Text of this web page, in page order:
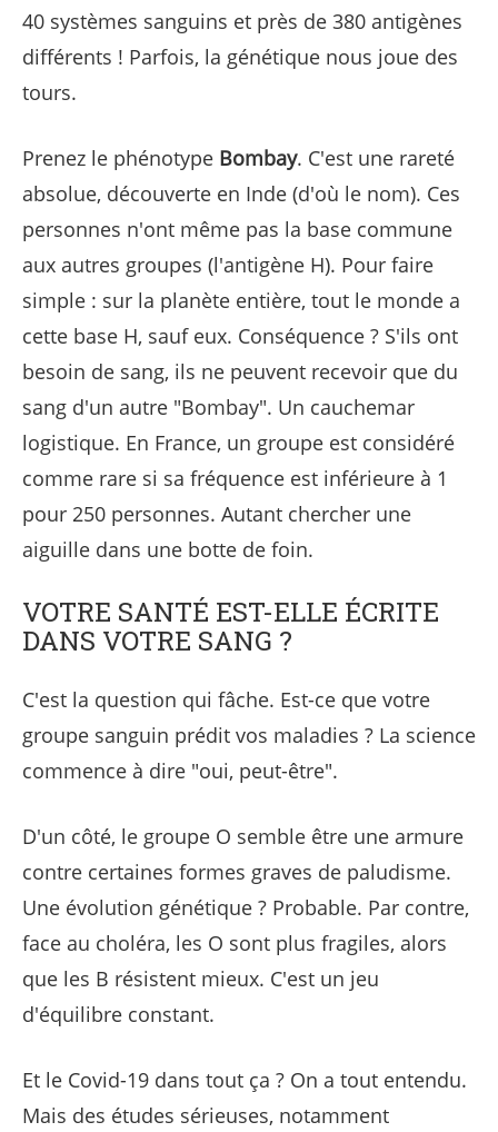
40 systèmes sanguins et près de 380 antigènes
différents ! Parfois, la génétique nous joue des
tours.
Prenez le phénotype Bombay. C'est une rareté
absolue, découverte en Inde (d'où le nom). Ces
personnes n'ont même pas la base commune
aux autres groupes (l'antigène H). Pour faire
simple : sur la planète entière, tout le monde a
cette base H, sauf eux. Conséquence ? S'ils ont
besoin de sang, ils ne peuvent recevoir que du
sang d'un autre "Bombay". Un cauchemar
logistique. En France, un groupe est considéré
comme rare si sa fréquence est inférieure à 1
pour 250 personnes. Autant chercher une
aiguille dans une botte de foin.
VOTRE SANTÉ EST-ELLE ÉCRITE
DANS VOTRE SANG ?
C'est la question qui fâche. Est-ce que votre
groupe sanguin prédit vos maladies ? La science
commence à dire "oui, peut-être".
D'un côté, le groupe O semble être une armure
contre certaines formes graves de paludisme.
Une évolution génétique ? Probable. Par contre,
face au choléra, les O sont plus fragiles, alors
que les B résistent mieux. C'est un jeu
d'équilibre constant.
Et le Covid-19 dans tout ça ? On a tout entendu.
Mais des études sérieuses, notamment